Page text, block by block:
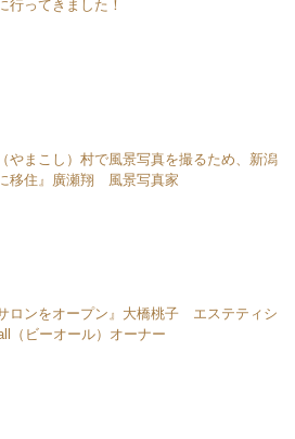
行ってきました！
やまこし）村で風景写真を撮るため、新潟
移住』廣瀬翔 風景写真家
ロンをオープン』大橋桃子 エステティシ
（ビーオール）オーナー